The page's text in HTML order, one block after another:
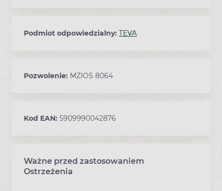
Podmiot odpowiedzialny: TEVA
Pozwolenie: MZIOS 8064
Kod EAN: 5909990042876
Ważne przed zastosowaniem
Ostrzeżenia